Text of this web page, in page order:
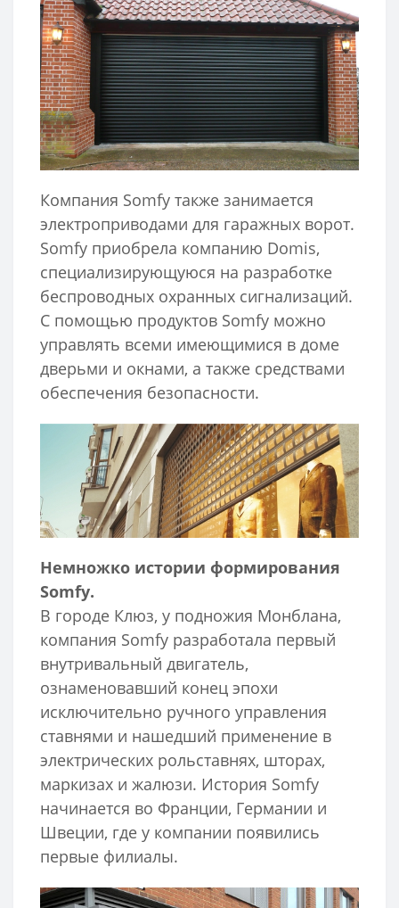
Компания Somfy также занимается
электроприводами для гаражных ворот.
Somfy приобрела компанию Domis,
специализирующуюся на разработке
беспроводных охранных сигнализаций.
С помощью продуктов Somfy можно
управлять всеми имеющимися в доме
дверьми и окнами, а также средствами
обеспечения безопасности.
Немножко истории формирования
Somfy.
В городе Клюз, у подножия Монблана,
компания Somfy разработала первый
внутривальный двигатель,
ознаменовавший конец эпохи
исключительно ручного управления
ставнями и нашедший применение в
электрических рольставнях, шторах,
маркизах и жалюзи. История Somfy
начинается во Франции, Германии и
Швеции, где у компании появились
первые филиалы.